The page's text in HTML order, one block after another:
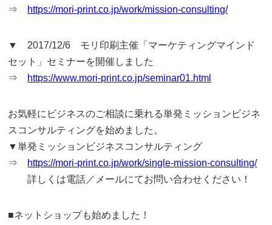
⇒ https://mori-print.co.jp/work/mission-consulting/
▼ 2017/12/6 モリ印刷主催「マーケティングマインド
セット」セミナーを開催しました
⇒ https://www.mori-print.co.jp/seminar01.html
お気軽にビジネスのご相談に乗れる単発ミッションビジネ
スコンサルティングを始めました。
▼単発ミッションビジネスコンサルティング
⇒ https://mori-print.co.jp/work/single-mission-consulting/
詳しくは電話／メールにてお問い合わせください！
■ネットショップも始めました！